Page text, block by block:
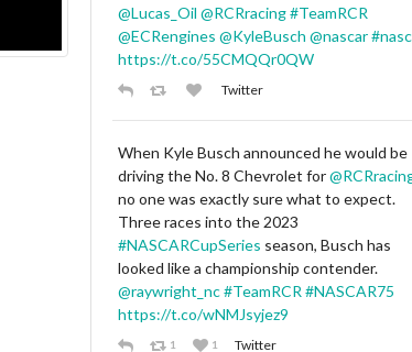
@Lucas_Oil @RCRracing#TeamRCR
@ECRengines @KyleBusch @nascar
https://t.co/55CMQQr0QW
Twitter
When Kyle Busch announced he would be
driving the No. 8 Chevrolet for
no one was exactly sure what to expect.
Three races into the 2023
#NASCARCupSeries season, Busch has
looked like a championship contender.
@raywright_nc#TeamRCR #NASCAR75
https://t.co/wNMJsyjez9
1 1 Twitter